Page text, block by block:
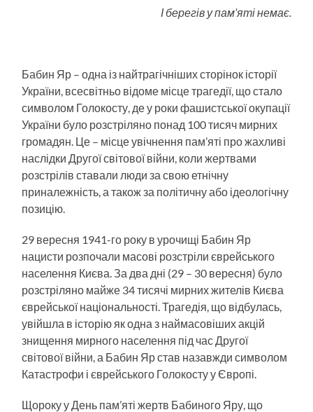
І берегів у пам’яті немає.
Бабин Яр – одна із найтрагічніших сторінок історії
України, всесвітньо відоме місце трагедії, що стало
символом Голокосту, де у роки фашистської окупації
України було розстріляно понад 100 тисяч мирних
громадян. Це – місце увічнення пам’яті про жахливі
наслідки Другої світової війни, коли жертвами
розстрілів ставали люди за свою етнічну
приналежність, а також за політичну або ідеологічну
позицію.
29 вересня 1941-го року в урочищі Бабин Яр
нацисти розпочали масові розстріли єврейського
населення Києва. За два дні (29 – 30 вересня) було
розстріляно майже 34 тисячі мирних жителів Києва
єврейської національності. Трагедія, що відбулась,
увійшла в історію як одна з наймасовіших акцій
знищення мирного населення під час Другої
світової війни, а Бабин Яр став назавжди символом
Катастрофи і єврейського Голокосту у Європі.
Щороку у День пам’яті жертв Бабиного Яру, що